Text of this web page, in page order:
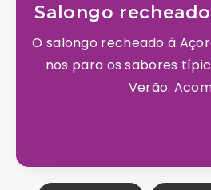
Salongo
O salongo recheado à
nos para os sabores
Verão.